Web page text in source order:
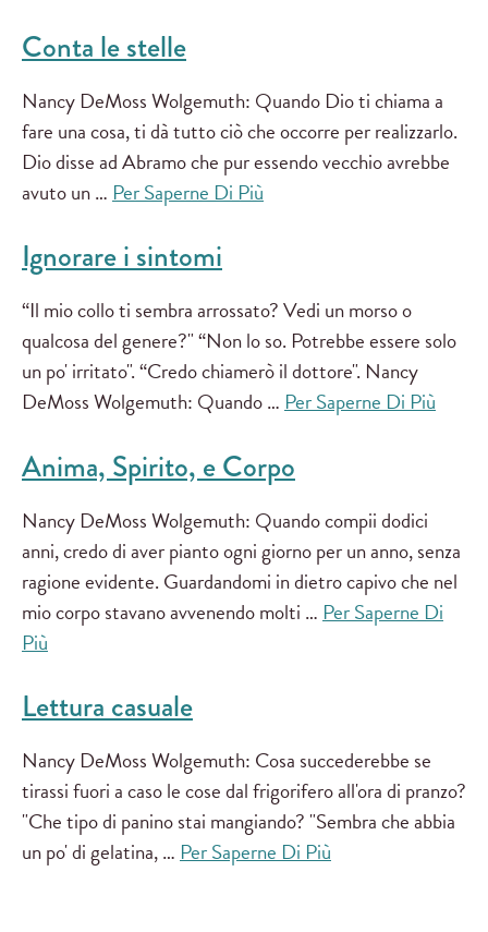
Conta le stelle
Nancy DeMoss Wolgemuth: Quando Dio ti chiama a
fare una cosa, ti dà tutto ciò che occorre per realizzarlo.
Dio disse ad Abramo che pur essendo vecchio avrebbe
avuto un …Per Saperne Di Più
Ignorare i sintomi
“Il mio collo ti sembra arrossato? Vedi un morso o
qualcosa del genere?" “Non lo so. Potrebbe essere solo
un po' irritato". “Credo chiamerò il dottore". Nancy
DeMoss Wolgemuth: Quando …Per Saperne Di Più
Anima, Spirito, e Corpo
Nancy DeMoss Wolgemuth: Quando compii dodici
anni, credo di aver pianto ogni giorno per un anno, senza
ragione evidente. Guardandomi in dietro capivo che nel
mio corpo stavano avvenendo molti … Per Saperne Di
Più
Lettura casuale
Nancy DeMoss Wolgemuth: Cosa succederebbe se
tirassi fuori a caso le cose dal frigorifero all'ora di pranzo?
"Che tipo di panino stai mangiando? "Sembra che abbia
un po' di gelatina, …Per Saperne Di Più